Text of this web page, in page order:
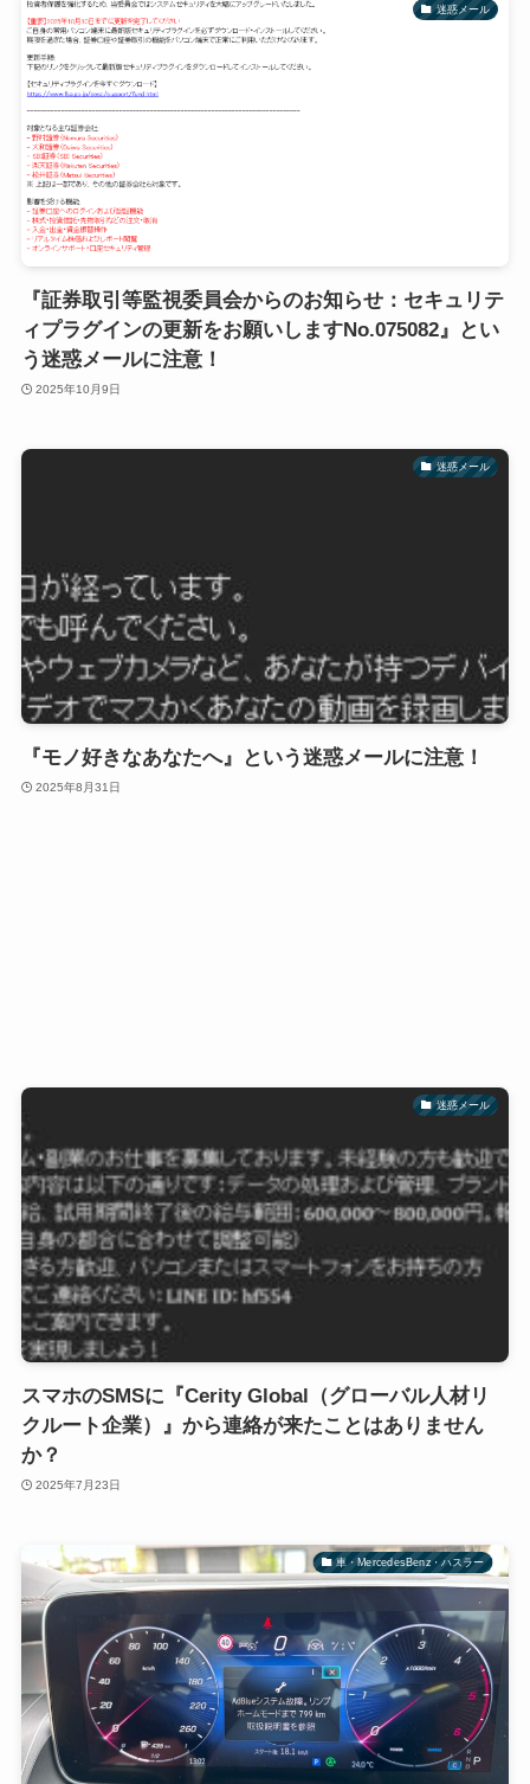
迷惑メール
『証券取引等監視委員会からのお知らせ：セキュリテ
ィプラグインの更新をお願いしますNo.075082』とい
う迷惑メールに注意！
2025年10月9日
迷惑メール
『モノ好きなあなたへ』という迷惑メールに注意！
2025年8月31日
迷惑メール
スマホのSMSに『Cerity Global（グローバル人材リ
クルート企業）』から連絡が来たことはありません
か？
2025年7月23日
車・MercedesBenz・ハスラー